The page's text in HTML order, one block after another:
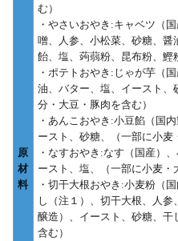
原
材
料
む）
・やさいおやき:キャベツ（
噌、人参、小松菜、砂糖、
飴、塩、蒟蒻粉、昆布粉、鰹
・ポテトおやき:じゃが芋（
油、バター、塩、イースト
分・大豆・豚肉を含む）
・あんこおやき:小豆餡（国
ースト、砂糖、（一部に小麦
・なすおやき:なす（国産）
ースト、塩、（一部に小麦・
・切干大根おやき:小麦粉（
し（注１）、切干大根、人
醸造）、イースト、砂糖、干
含む）